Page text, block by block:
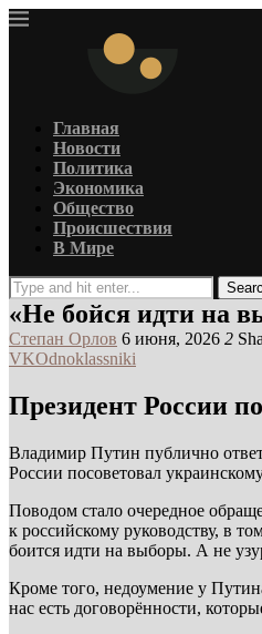
Главная
Новости
Политика
Экономика
Общество
Происшествия
В Мире
«Не бойся идти на
Степан Орлов 6 июня, 2026 2
VKOdnoklassniki
Президент России
Владимир Путин публично
России посоветовал
Поводом стало очередное
к российскому руководству, в
боится идти на выборы. А не
Кроме того, недоумение у
нас есть договорённости,